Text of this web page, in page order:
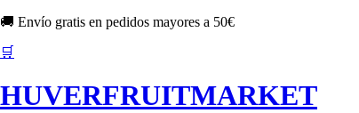
🚚 Envío gratis en pedidos mayores a 50€
🛒
HUVERFRUITMARKET